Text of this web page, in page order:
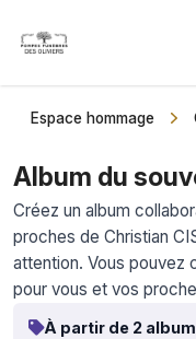
Espace hommage
Album du
Créez un album
proches de Christian
attention. Vous pouvez
pour vous et vos
À partir de 2